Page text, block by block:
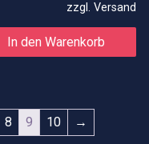
zzgl. Versand
In den Warenkorb
8 9 10 →